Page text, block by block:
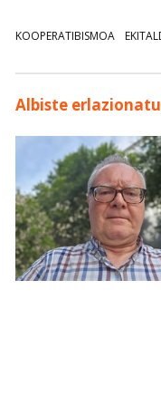
KOOPERATIBISMOA
Albiste